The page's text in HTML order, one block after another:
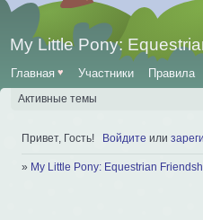
My Little Pony:
Главная ♥ Участники Правила
Активные темы
Привет, Гость! Войдите или
» My Little Pony: Equestrian